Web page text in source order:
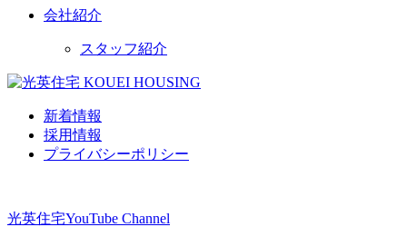
会社紹介
スタッフ紹介
新着情報
採用情報
プライバシーポリシー
光英住宅YouTube Channel